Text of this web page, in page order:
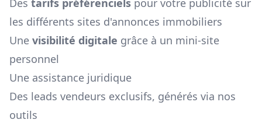
Des tarifs préférenciels pour votre publicité sur
les différents sites d'annonces immobiliers
Une visibilité digitale grâce à un mini-site
personnel
Une assistance juridique
Des leads vendeurs exclusifs, générés via nos
outils